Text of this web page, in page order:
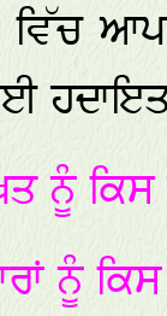
ਵਿੱਚ
ਨੂੰ ਕਿਸ
ਨੂੰ